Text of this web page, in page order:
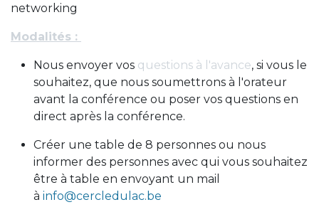
networking
Modalités :
Nous envoyer vos questions à l'avance, si vous le
souhaitez, que nous soumettrons à l'orateur
avant la conférence ou poser vos questions en
direct après la conférence.
Créer une table de 8 personnes ou nous
informer des personnes avec qui vous souhaitez
être à table en envoyant un mail
à info@cercledulac.be